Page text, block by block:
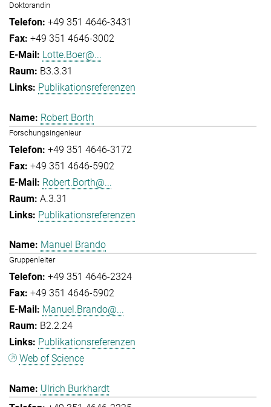
Doktorandin
+49 351 4646-3431
+49 351 4646-3002
Lotte.Boer@...
B3.3.31
Publikationsreferenzen
Robert Borth
Forschungsingenieur
+49 351 4646-3172
+49 351 4646-5902
Robert.Borth@...
A.3.31
Publikationsreferenzen
Manuel Brando
Gruppenleiter
+49 351 4646-2324
+49 351 4646-5902
Manuel.Brando@...
B2.2.24
Publikationsreferenzen
Web of Science
Ulrich Burkhardt